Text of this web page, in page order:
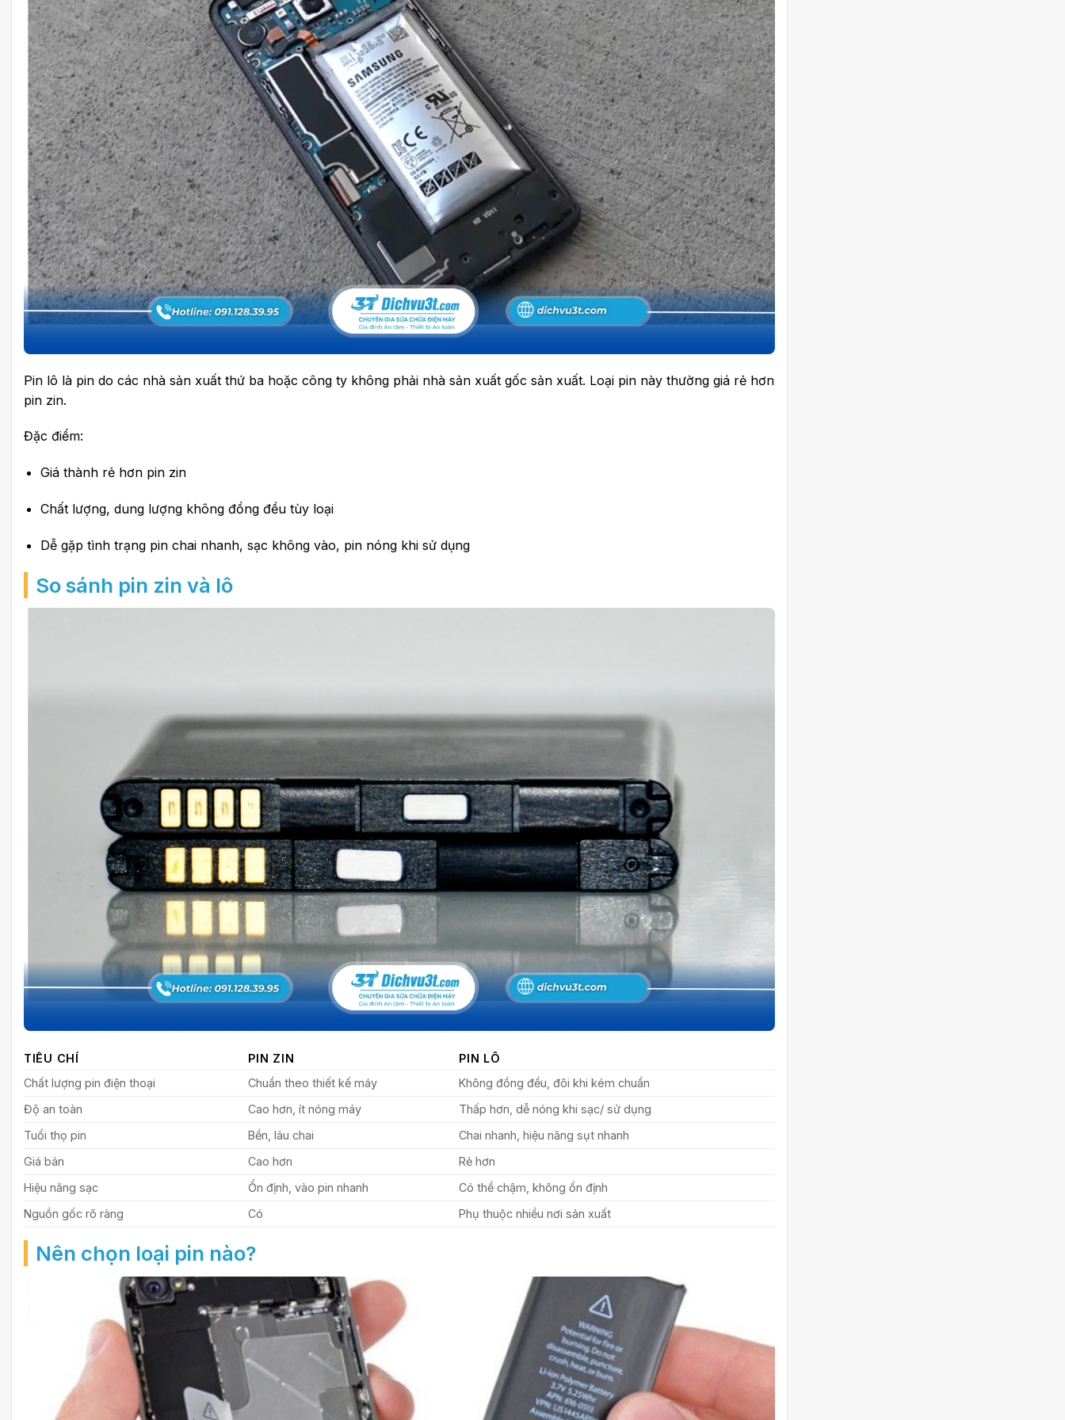
Pin lô là pin do các nhà sản xuất thứ ba hoặc công ty không phải nhà sản xuất gốc sản xuất. Loại pin này thường giá rẻ hơn
pin zin.
Đặc điểm:
Giá thành rẻ hơn pin zin
Chất lượng, dung lượng không đồng đều tùy loại
Dễ gặp tình trạng pin chai nhanh, sạc không vào, pin nóng khi sử dụng
So sánh pin zin và lô
TIÊU CHÍ PIN ZIN
PIN LÔ
Chất lượng pin điện thoại
Chuẩn theo thiết kế máy
Không đồng đều, đôi khi kém chuẩn
Độ an toàn
Cao hơn, ít nóng máy
Thấp hơn, dễ nóng khi sạc/ sử dụng
Tuổi thọ pin
Bền, lâu chai
Chai nhanh, hiệu năng sụt nhanh
Giá bán
Cao hơn
Rẻ hơn
Hiệu năng sạc
Ổn định, vào pin nhanh
Có thể chậm, không ổn định
Nguồn gốc rõ ràng
Có Phụ thuộc nhiều nơi sản xuất
Nên chọn loại pin nào?